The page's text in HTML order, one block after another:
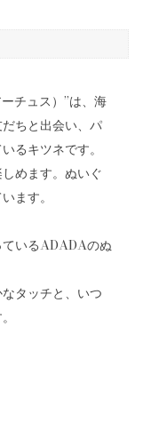
チュス）”は、海
ちと出会い、パ
るキツネです。
めます。ぬいぐ
ます。
ているADADAのぬ
タッチと、いつ